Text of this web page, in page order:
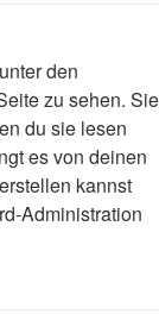
den
zu sehen. Sie
du sie lesen
es von deinen
kannst
Administration